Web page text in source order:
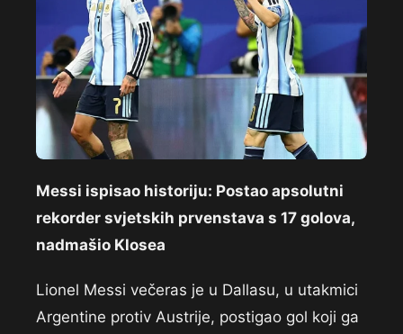
Messi ispisao historiju: Postao apsolutni
rekorder svjetskih prvenstava s 17 golova,
nadmašio Klosea
Lionel Messi večeras je u Dallasu, u utakmici
Argentine protiv Austrije, postigao gol koji ga